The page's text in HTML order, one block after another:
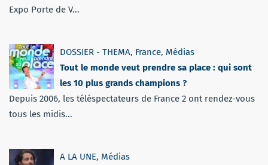
Expo Porte de V...
DOSSIER - THEMA, France, Médias
Tout le monde veut prendre sa place : qui sont
les 10 plus grands champions ?
Depuis 2006, les téléspectateurs de France 2 ont rendez-vous
tous les midis...
A LA UNE, Médias